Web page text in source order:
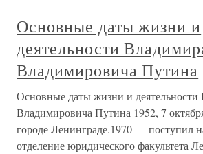
Основные даты жизни и
деятельности
Владимировича Путина
Основные даты жизни и
Владимировича Путина 1952, 7
городе Ленинграде.1970 — поступил
отделение юридического факультета